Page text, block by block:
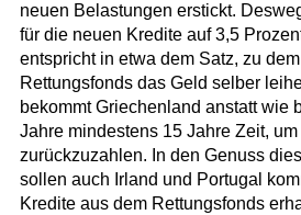
neuen Belastungen erstickt.
für die neuen Kredite auf 3,5
entspricht in etwa dem Satz, zu
Rettungsfonds das Geld selber
bekommt Griechenland anstatt wie
Jahre mindestens 15 Jahre Zeit, um
zurückzuzahlen. In den Genuss
sollen auch Irland und Portugal
Kredite aus dem Rettungsfonds